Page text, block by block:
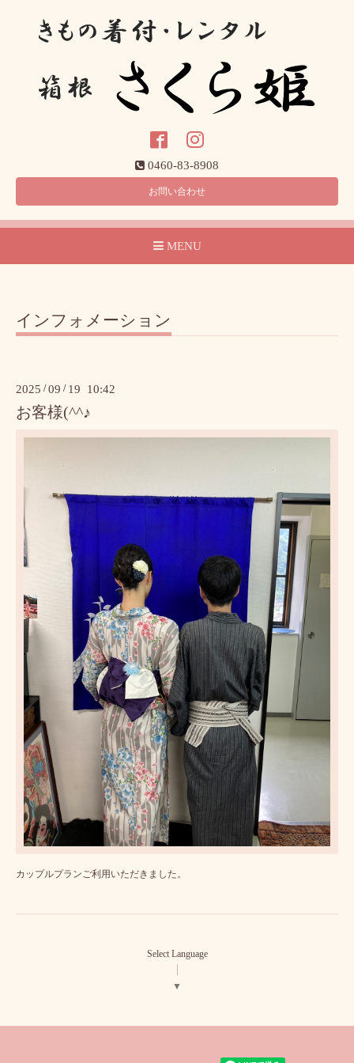
0460-83-8908
お問い合わせ
MENU
インフォメーション
2025 /09 / 19 10:42
お客様(^^♪
カップルプランご利用いただきました。
Select Language
▼